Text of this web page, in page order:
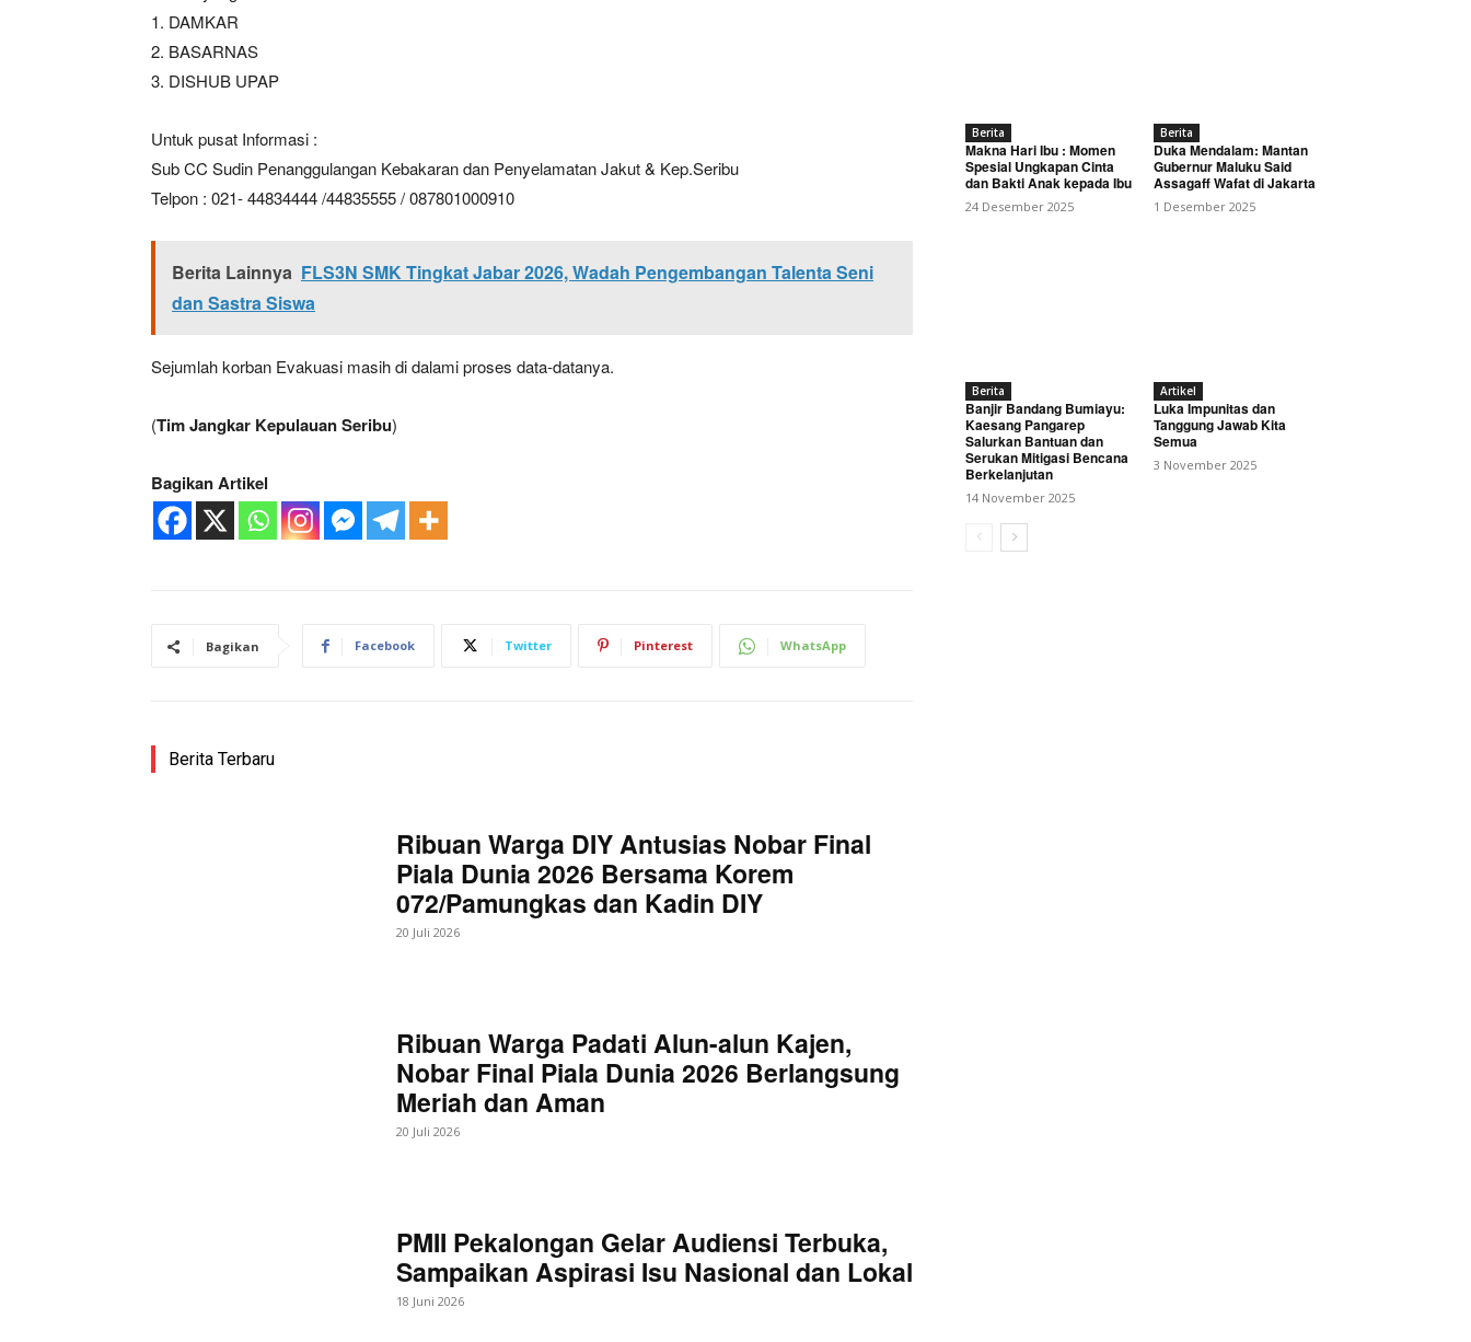
1. DAMKAR
2. BASARNAS
3. DISHUB UPAP
Untuk pusat Informasi :
Sub CC Sudin Penanggulangan Kebakaran dan Penyelamatan Jakut & Kep.Seribu
Telpon : 021- 44834444 /44835555 / 087801000910
Berita Lainnya FLS3N SMK Tingkat Jabar 2026, Wadah Pengembangan Talenta Seni
dan Sastra Siswa
Sejumlah korban Evakuasi masih di dalami proses data-datanya.
(Tim Jangkar Kepulauan Seribu)
Bagikan Artikel
Bagikan Facebook Twitter Pinterest WhatsApp
Berita Terbaru
Ribuan Warga DIY Antusias Nobar Final
Piala Dunia 2026 Bersama Korem
072/Pamungkas dan Kadin DIY
20 Juli 2026
Ribuan Warga Padati Alun-alun Kajen,
Nobar Final Piala Dunia 2026 Berlangsung
Meriah dan Aman
20 Juli 2026
PMII Pekalongan Gelar Audiensi Terbuka,
Sampaikan Aspirasi Isu Nasional dan Lokal
18 Juni 2026
Berita
Makna Hari Ibu : Momen
Spesial Ungkapan Cinta
dan Bakti Anak kepada Ibu
24 Desember 2025
Berita
Duka Mendalam: Mantan
Gubernur Maluku Said
Assagaff Wafat di Jakarta
1 Desember 2025
Berita
Banjir Bandang Bumiayu:
Kaesang Pangarep
Salurkan Bantuan dan
Serukan Mitigasi Bencana
Berkelanjutan
14 November 2025
Artikel
Luka Impunitas dan
Tanggung Jawab Kita
Semua
3 November 2025